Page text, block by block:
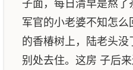
子面，每日清早是熬
军官的小老婆不知怎
的香椿树上，陆老头没
别处去住。这房 子后